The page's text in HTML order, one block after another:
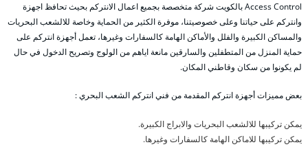
Access Control بالكويت شركة متخصصة بجميع اعمال الانتركم بحيث تحافظ اجهزة
وانتركم على حياتنا وعلى خصوصيتنا، موفرة الكثير من الحماية وخاصة للالشعب البحريات
والمساكن الكبيرة والفلل والأماكن الهامة كالسفارات وغيرها، تعمل أجهزة انتركم على
حماية المنزل من المتطفلين والسارقين مانعة اياهم من الولوج وتصريح الدخول في حال
لم يكونوا من سكان وقاطني المكان.
بعض مميزات أجهزة انتركم المقدمة من فني انتركم الشعب البحري :
يمكن تركيبها للالشعب البحريات والابراج الكبيرة.
يمكن تركيبها للاماكن الهامة كالسفارات وغيرها.